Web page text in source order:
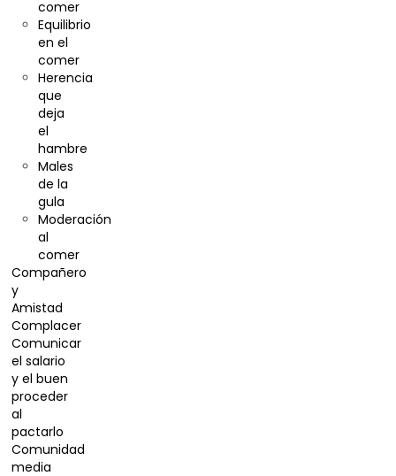
comer
Equilibrio
en el
comer
Herencia
que
deja
el
hambre
Males
de la
gula
Moderación
al
comer
Compañero
y
Amistad
Complacer
Comunicar
el salario
y el buen
proceder
al
pactarlo
Comunidad
media